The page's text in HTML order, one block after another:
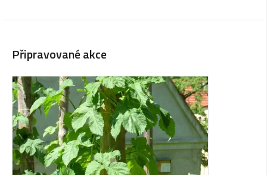
Připravované akce